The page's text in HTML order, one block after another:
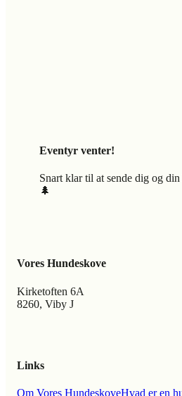
Eventyr venter!
Snart klar til at sende dig og
🌲
Vores Hundeskove
Kirketoften 6A
8260, Viby J
Links
Om Vores HundeskoveHvad er en